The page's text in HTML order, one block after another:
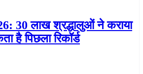
30 लाख श्रद्धालुओं ने कराया
है पिछला रिकॉर्ड